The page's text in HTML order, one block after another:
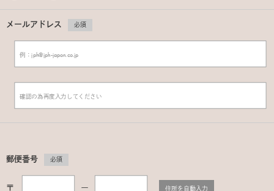
メールアドレス 必須
郵便番号 必須
〒 ー 住所を自動入力